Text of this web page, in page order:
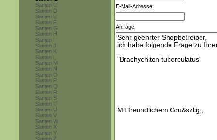
Samen C
Samen D
Samen E
Samen F
Samen G
Samen H
Samen I
Samen J
Samen K
Samen L
Samen M
Samen N
Samen O
Samen P
Samen Q
Samen R
Samen S
Samen T
Samen U
Samen V
Samen W
Samen X
Samen Y
Samen Z
E-Mail-Adresse:
Anfrage: